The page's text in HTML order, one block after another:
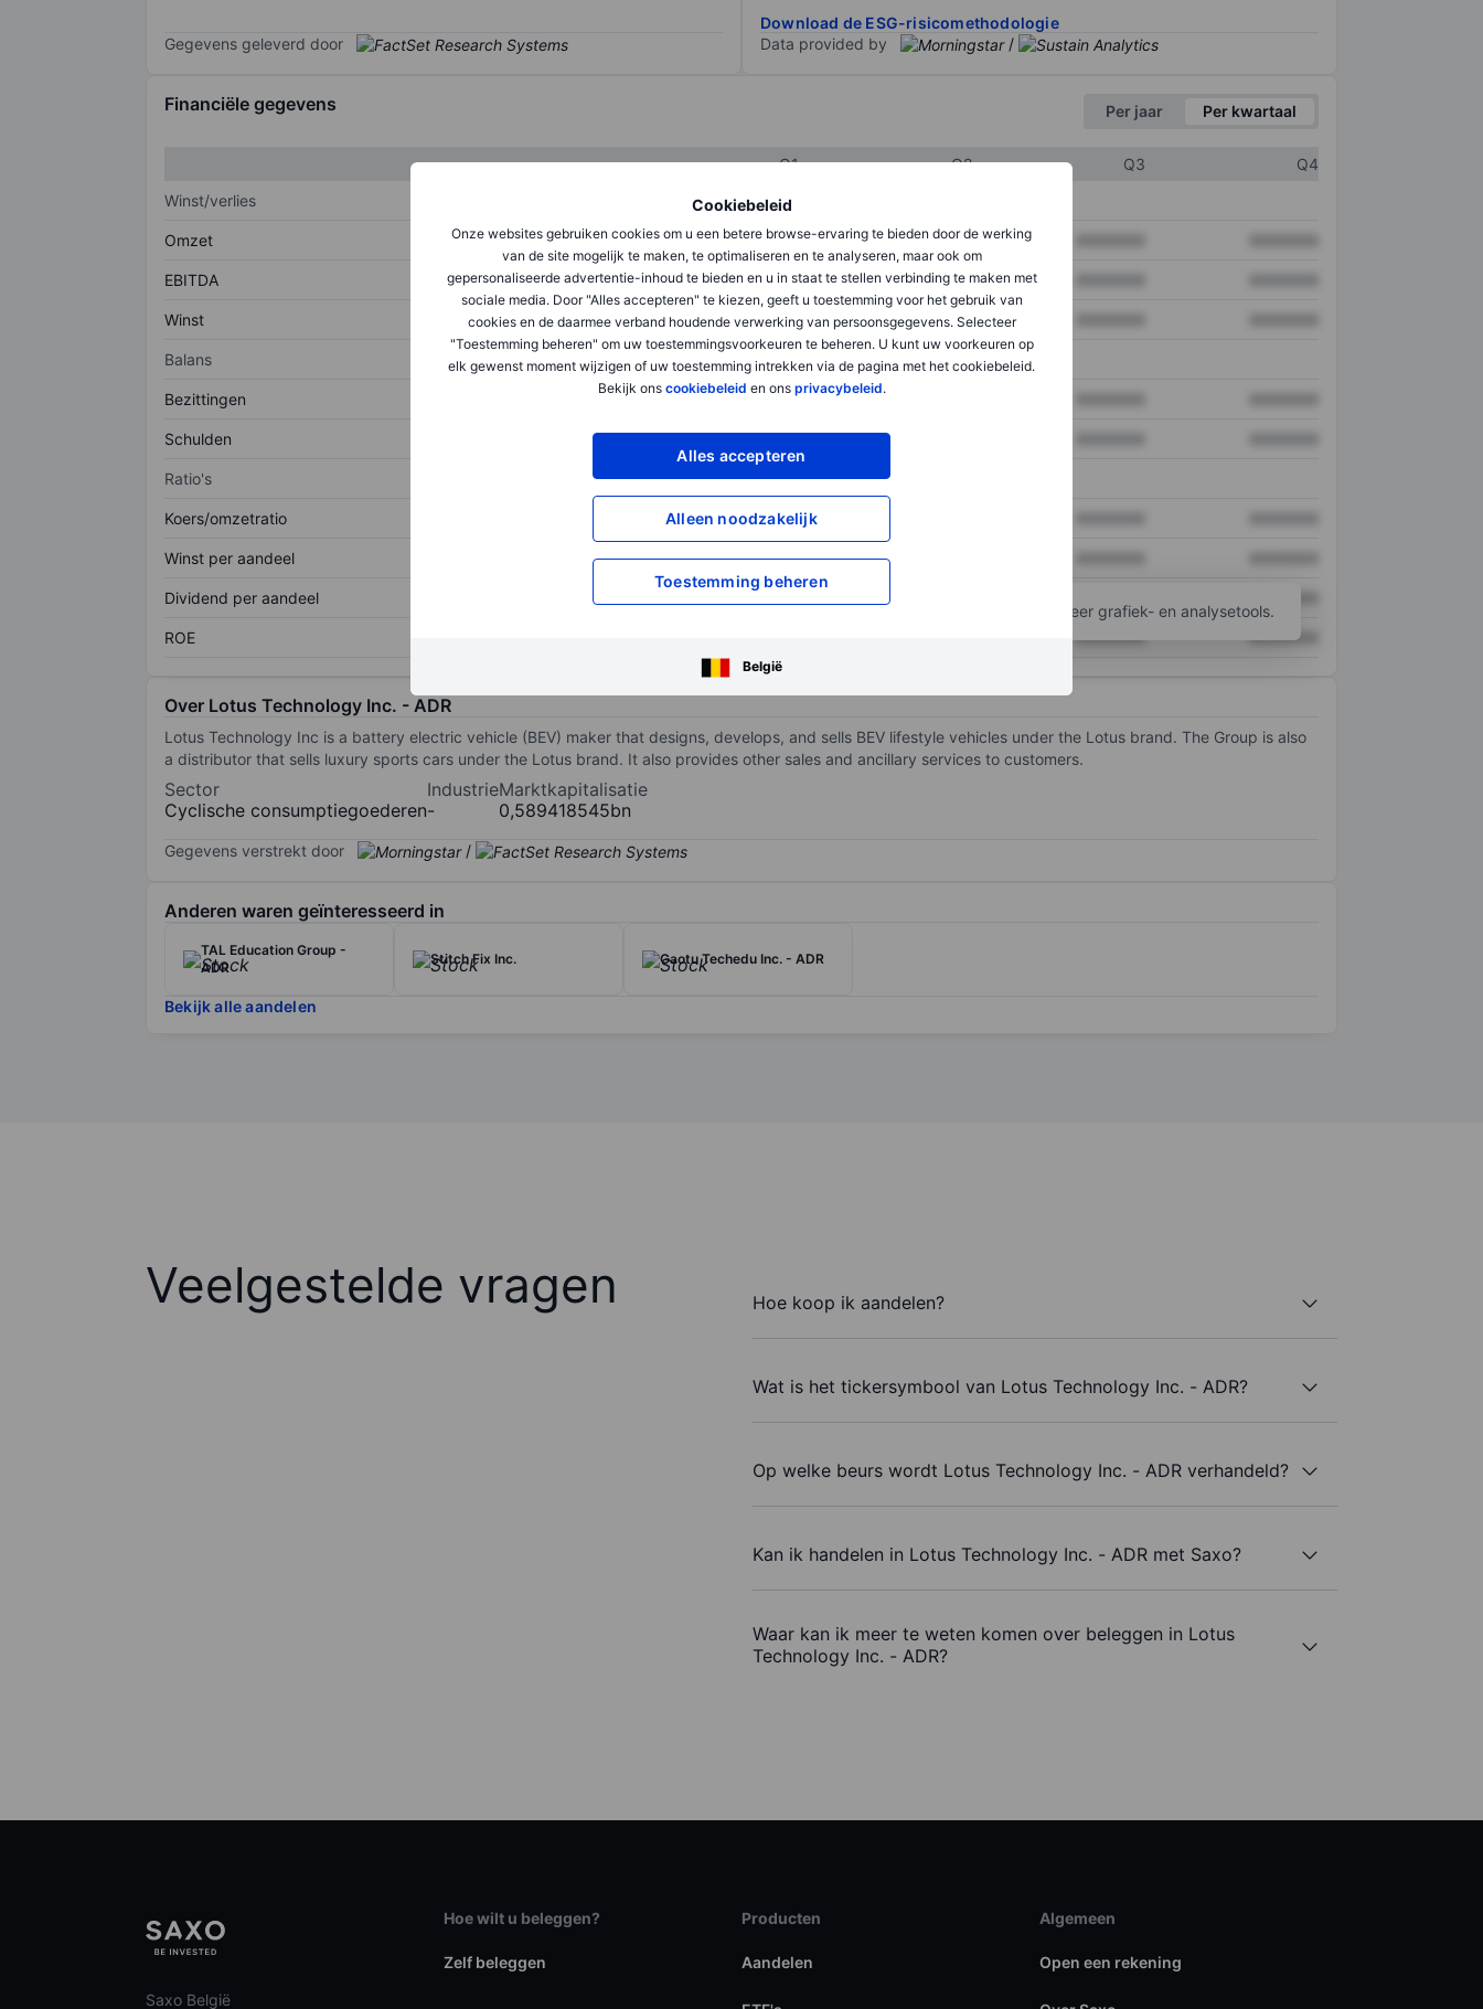
Cookiebeleid
Onze websites gebruiken cookies om u een betere browse-ervaring te bieden door de werking
van de site mogelijk te maken, te optimaliseren en te analyseren, maar ook om
gepersonaliseerde advertentie-inhoud te bieden en u in staat te stellen verbinding te maken met
sociale media. Door "Alles accepteren" te kiezen, geeft u toestemming voor het gebruik van
cookies en de daarmee verband houdende verwerking van persoonsgegevens. Selecteer
"Toestemming beheren" om uw toestemmingsvoorkeuren te beheren. U kunt uw voorkeuren op
elk gewenst moment wijzigen of uw toestemming intrekken via de pagina met het cookiebeleid.
Bekijk ons cookiebeleid en ons privacybeleid.
Alles accepteren
Alleen noodzakelijk
Toestemming beheren
België
Gegevens geleverd door
Download de ESG-risicomethodologie
Data provided by
/
Financiële gegevens Per jaar Per kwartaal
Q1 Q2 Q3
Q4
Winst/verlies
Omzet XXXXXXX XXXXXXX
EBITDA XXXXXXX XXXXXXX
Winst XXXXXXX XXXXXXX
Balans
Bezittingen XXXXXXX
Schulden XXXXXXX
Ratio's
Koers/omzetratio XXXXXXX
Winst per aandeel XXXXXXX
Dividend per aandeel
ROE XXXXXXX XXXXXXX
Open een rekeningom toegang te krijgen tot meer grafiek- en analysetools.
Over Lotus Technology Inc. - ADR
Lotus Technology Inc is a battery electric vehicle (BEV) maker that designs, develops, and sells BEV lifestyle vehicles under the Lotus brand. The Group is also
a distributor that sells luxury sports cars under the Lotus brand. It also provides other sales and ancillary services to customers.
Sector
Cyclische consumptiegoederen
Industrie
-
Marktkapitalisatie
0,589418545bn
Gegevens verstrekt door /
Anderen waren geïnteresseerd in
TAL Education Group -
ADR
Stitch Fix Inc. Gaotu Techedu Inc. - ADR
Bekijk alle aandelen
Veelgestelde vragen Hoe koop ik aandelen?
Wat is het tickersymbool van Lotus Technology Inc. - ADR?
Op welke beurs wordt Lotus Technology Inc. - ADR verhandeld?
Kan ik handelen in Lotus Technology Inc. - ADR met Saxo?
Waar kan ik meer te weten komen over beleggen in Lotus
Technology Inc. - ADR?
Saxo België
Hoe wilt u beleggen?
Zelf beleggen
Producten
Aandelen
Algemeen
Open een rekening